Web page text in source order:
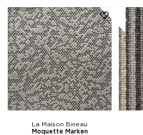
La Maison Bineau
Moquette Marken